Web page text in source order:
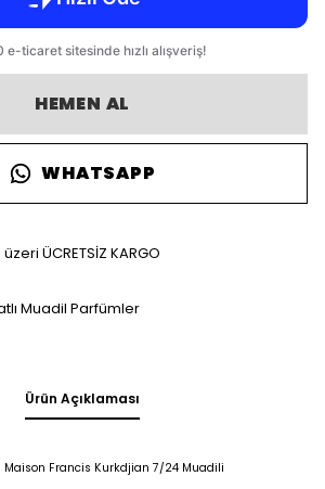
HEMEN AL
WHATSAPP
üzeri ÜCRETSİZ KARGO
Muadil Parfümler
Ürün Açıklaması
Maison Francis Kurkdjian 7/24 Muadili